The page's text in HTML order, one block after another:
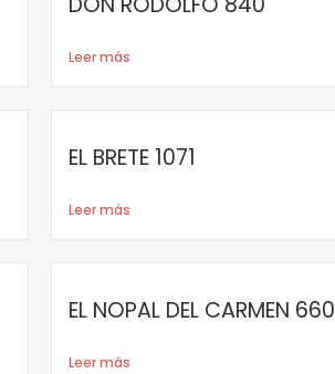
Leer más
EL BRETE 1071
Leer más
EL NOPAL DEL CARMEN 660
Leer más